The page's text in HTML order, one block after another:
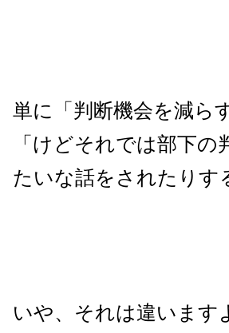
単に「判断機会を減ら
「けどそれでは部下
たいな話をされたりす
いや、それは違います